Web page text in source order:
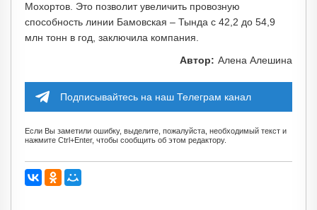
Мохортов. Это позволит увеличить провозную
способность линии Бамовская – Тында с 42,2 до 54,9
млн тонн в год, заключила компания.
Автор: Алена Алешина
Подписывайтесь на наш Телеграм канал
Если Вы заметили ошибку, выделите, пожалуйста, необходимый текст и
нажмите Ctrl+Enter, чтобы сообщить об этом редактору.